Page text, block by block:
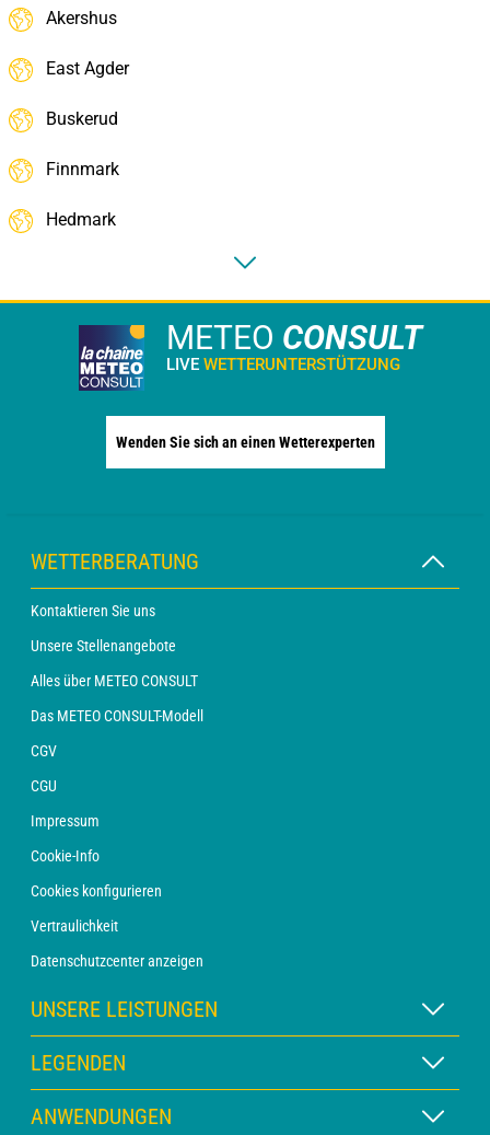
Akershus
East Agder
Buskerud
Finnmark
Hedmark
METEO CONSULT
LIVE WETTERUNTERSTÜTZUNG
Wenden Sie sich an einen Wetterexperten
WETTERBERATUNG
Kontaktieren Sie uns
Unsere Stellenangebote
Alles über METEO CONSULT
Das METEO CONSULT-Modell
CGV
CGU
Impressum
Cookie-Info
Cookies konfigurieren
Vertraulichkeit
Datenschutzcenter anzeigen
UNSERE LEISTUNGEN
WETTER Xpert Abonnement
WETTER PRO Abonnement
Beratung mit einem Vorhersager
LEGENDEN
Kartenlegende
ANWENDUNGEN